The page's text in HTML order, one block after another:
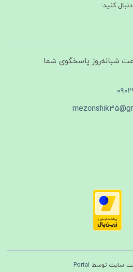
کنید:
هفته ، ۲۴ ساعت شبانه‌روز پاسخگوی شما
سایت توسط Portal